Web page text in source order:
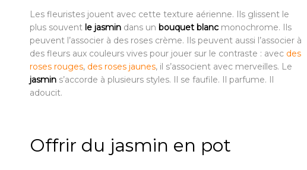
Les fleuristes jouent avec cette texture aérienne. Ils glissent le
plus souvent le jasmin dans un bouquet blanc monochrome. Ils
peuvent l’associer à des roses crème. Ils peuvent aussi l’associer à
des fleurs aux couleurs vives pour jouer sur le contraste : avec des
roses rouges, des roses jaunes, il s’associent avec merveilles. Le
jasmin s’accorde à plusieurs styles. Il se faufile. Il parfume. Il
adoucit.
Offrir du jasmin en pot